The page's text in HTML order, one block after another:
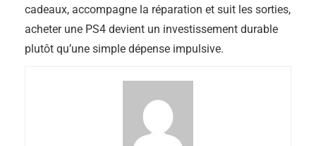
cadeaux, accompagne la réparation et suit les sorties,
acheter une PS4 devient un investissement durable
plutôt qu’une simple dépense impulsive.